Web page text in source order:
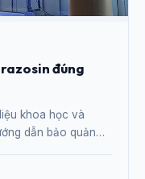
đúng
khoa học và
dẫn bảo quản